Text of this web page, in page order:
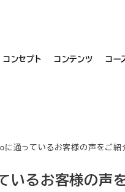
コンセプト コンテンツ コー
通っているお客様の声をご紹
るお客様の声